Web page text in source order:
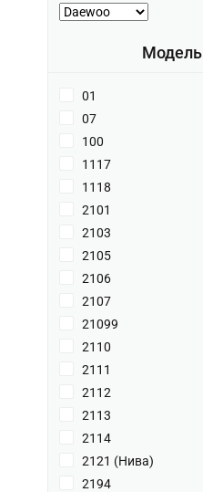
Модель
01
07
100
1117
1118
2101
2103
2105
2106
2107
21099
2110
2111
2112
2113
2114
2121 (Нива)
2194